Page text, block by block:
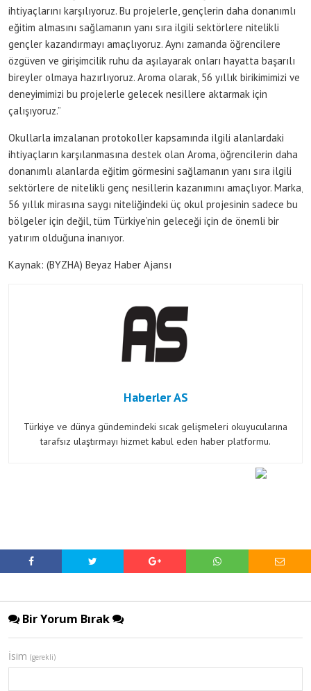
ihtiyaçlarını karşılıyoruz. Bu projelerle, gençlerin daha donanımlı
eğitim almasını sağlamanın yanı sıra ilgili sektörlere nitelikli
gençler kazandırmayı amaçlıyoruz. Aynı zamanda öğrencilere
özgüven ve girişimcilik ruhu da aşılayarak onları hayatta başarılı
bireyler olmaya hazırlıyoruz. Aroma olarak, 56 yıllık birikimimizi ve
deneyimimizi bu projelerle gelecek nesillere aktarmak için
çalışıyoruz.”
Okullarla imzalanan protokoller kapsamında ilgili alanlardaki
ihtiyaçların karşılanmasına destek olan Aroma, öğrencilerin daha
donanımlı alanlarda eğitim görmesini sağlamanın yanı sıra ilgili
sektörlere de nitelikli genç nesillerin kazanımını amaçlıyor. Marka,
56 yıllık mirasına saygı niteliğindeki üç okul projesinin sadece bu
bölgeler için değil, tüm Türkiye’nin geleceği için de önemli bir
yatırım olduğuna inanıyor.
Kaynak: (BYZHA) Beyaz Haber Ajansı
Haberler AS
Türkiye ve dünya gündemindeki sıcak gelişmeleri okuyucularına
tarafsız ulaştırmayı hizmet kabul eden haber platformu.
Bir Yorum Bırak
İsim (gerekli)